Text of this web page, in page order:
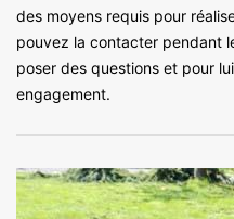
des moyens requis pour
pouvez la contacter pendant
poser des questions et pour
engagement.